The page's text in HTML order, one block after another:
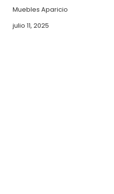
Muebles Aparicio
julio 11, 2025